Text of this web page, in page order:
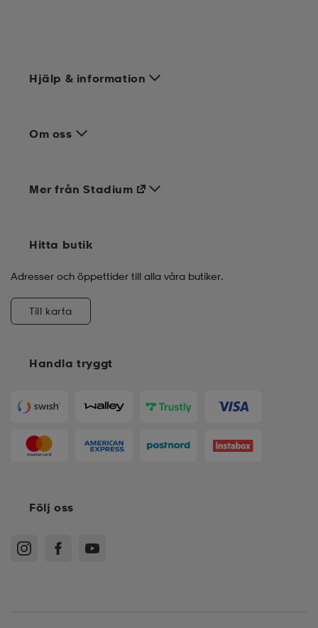
Hjälp & information
Om oss
Handla tryggt
Mer från Stadium
Hitta butik
Adresser och öppettider till alla våra butiker.
Till karta
Följ oss